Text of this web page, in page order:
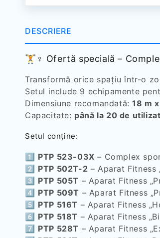
DESCRIERE
🏋️♀️ Ofertă specială –
Transformă orice spațiu într-o
Setul include 9 echipamente
Dimensiune recomandată:18 m
Capacitate: până la 20 de
Setul conține:
1️⃣ PTP 523-03X – Complex
2️⃣ PTP 502T-2 – Aparat Fitness
3️⃣ PTP 505T – Aparat Fitness
4️⃣ PTP 509T – Aparat Fitness
5️⃣ PTP 516T – Aparat Fitness
6️⃣ PTP 518T – Aparat Fitness
7️⃣ PTP 528T – Aparat Fitness